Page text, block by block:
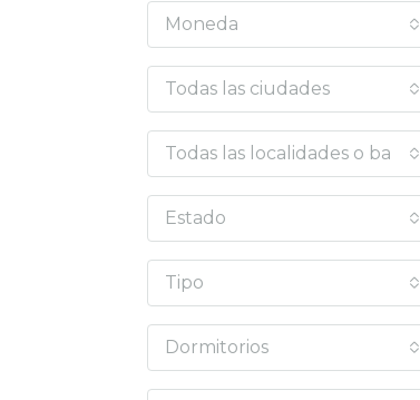
Moneda
Todas las ciudades
Todas las localidades o barrios
Estado
Tipo
Dormitorios